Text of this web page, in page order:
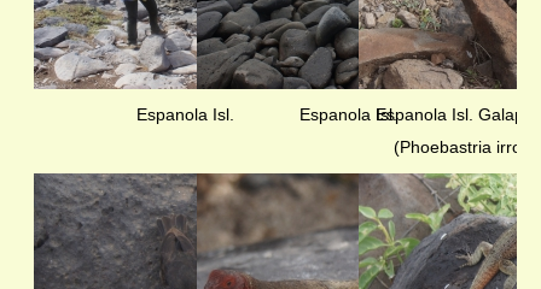
Espanola Isl. Espanola Isl.Espanola Isl.
(Phoebastria